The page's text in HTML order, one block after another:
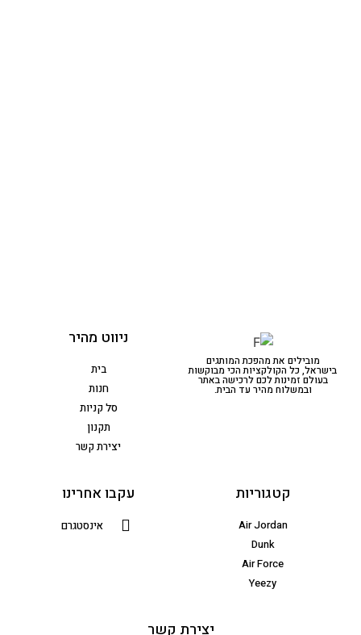
מובילים את מהפכת המותגים
בישראל, כל הקולקציות הכי מבוקשות
בעולם זמינות לכם לרכישה באתר
ובמשלוח מהיר עד הבית.
ניווט מהיר
בית
חנות
סל קניות
תקנון
יצירת קשר
קטגוריות
Air Jordan
Dunk
Air Force
Yeezy
עקבו אחרינו
אינסטגרם
יצירת קשר